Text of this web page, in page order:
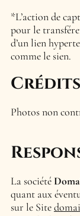
*L’action de
pour le
d’un lien
comme le sien.
Photos non
La société
quant aux
sur le Site